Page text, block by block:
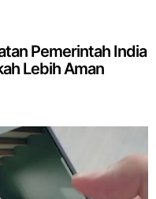
Pemerintah India
Lebih Aman